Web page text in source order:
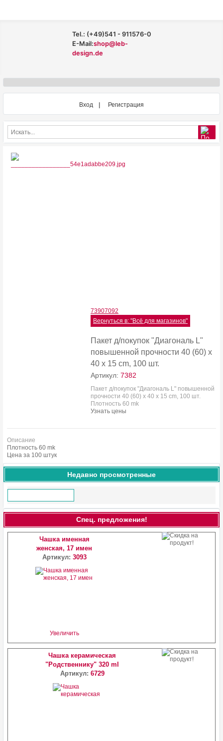
Tel.: (+49)541 - 911576-0
E-Mail:shop@leb-
design.de
Вход Регистрация
73907092
Вернуться в: "Всё для магазинов"
Пакет д/покупок "Диагональ L"
повышенной прочности 40 (60) х
40 х 15 cm, 100 шт.
Артикул: 7382
Пакет д/покупок "Диагональ L" повышенной
прочности 40 (60) х 40 х 15 cm, 100 шт.
Плотность 60 mk
Узнать цены
Описание
Плотность 60 mk
Цена за 100 штук
Недавно просмотренные
Спец. предложения!
Чашка именная
женская, 17 имен
Артикул: 3093
Увеличить
Чашка керамическая
"Родственнику" 320 ml
Артикул: 6729